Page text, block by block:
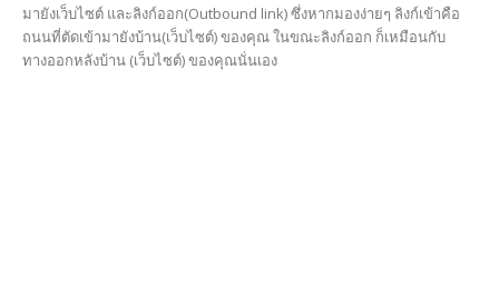
มายังเว็บไซต์ และลิงก์ออก(Outbound link) ซึ่งหากมองง่ายๆ ลิงก์เข้าคือ
ถนนที่ตัดเข้ามายังบ้าน(เว็บไซต์) ของคุณ ในขณะลิงก์ออก ก็เหมือนกับ
ทางออกหลังบ้าน (เว็บไซต์) ของคุณนั่นเอง